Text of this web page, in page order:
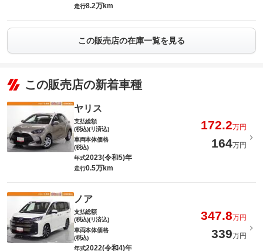
走行8.2万km
この販売店の在庫一覧を見る
この販売店の新着車種
ヤリス
支払総額
(税込)(リ済込)
172.2万円
車両本体価格
(税込)
164万円
年式2023(令和5)年
走行0.5万km
ノア
支払総額
(税込)(リ済込)
347.8万円
車両本体価格
(税込)
339万円
年式2022(令和4)年